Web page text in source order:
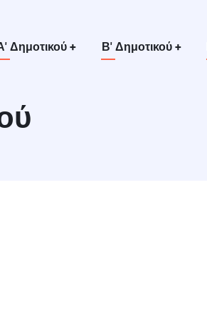
Δημοτικού + Β' Δημοτικού +